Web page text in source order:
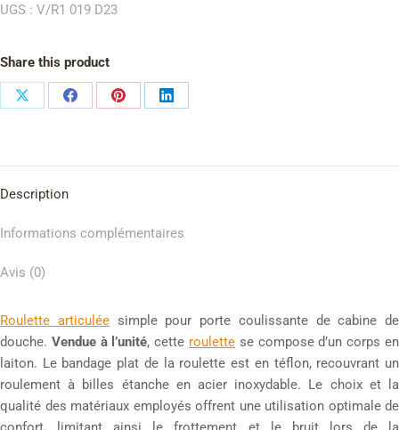
UGS : V/R1 019 D23
Share this product
Description
Informations complémentaires
Avis (0)
Roulette articuléesimple pour porte coulissante de cabine de
douche. Vendue à l’unité, cette roulette se compose d’un corps en
laiton. Le bandage plat de la roulette est en téflon, recouvrant un
roulement à billes étanche en acier inoxydable. Le choix et la
qualité des matériaux employés offrent une utilisation optimale de